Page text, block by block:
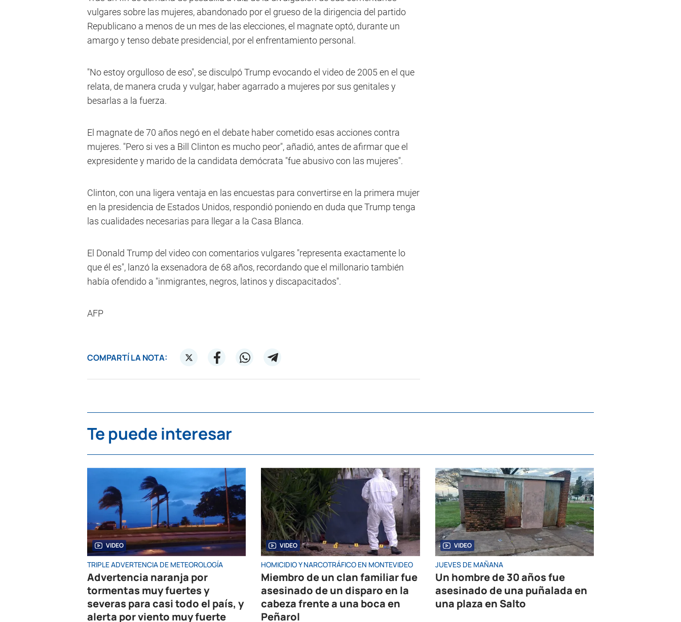
vulgares sobre las mujeres, abandonado por el grueso de la dirigencia del partido
Republicano a menos de un mes de las elecciones, el magnate optó, durante un
amargo y tenso debate presidencial, por el enfrentamiento personal.
"No estoy orgulloso de eso", se disculpó Trump evocando el video de 2005 en el que
relata, de manera cruda y vulgar, haber agarrado a mujeres por sus genitales y
besarlas a la fuerza.
El magnate de 70 años negó en el debate haber cometido esas acciones contra
mujeres. "Pero si ves a Bill Clinton es mucho peor", añadió, antes de afirmar que el
expresidente y marido de la candidata demócrata "fue abusivo con las mujeres".
Clinton, con una ligera ventaja en las encuestas para convertirse en la primera mujer
en la presidencia de Estados Unidos, respondió poniendo en duda que Trump tenga
las cualidades necesarias para llegar a la Casa Blanca.
El Donald Trump del video con comentarios vulgares "representa exactamente lo
que él es", lanzó la exsenadora de 68 años, recordando que el millonario también
había ofendido a "inmigrantes, negros, latinos y discapacitados".
AFP
COMPARTÍ LA NOTA:
Te puede interesar
VIDEO
TRIPLE ADVERTENCIA DE METEOROLOGÍA
Advertencia naranja por
tormentas muy fuertes y
severas para casi todo el país, y
alerta por viento muy fuerte
VIDEO
HOMICIDIO Y NARCOTRÁFICO EN MONTEVIDEO
Miembro de un clan familiar fue
asesinado de un disparo en la
cabeza frente a una boca en
Peñarol
VIDEO
JUEVES DE MAÑANA
Un hombre de 30 años fue
asesinado de una puñalada en
una plaza en Salto